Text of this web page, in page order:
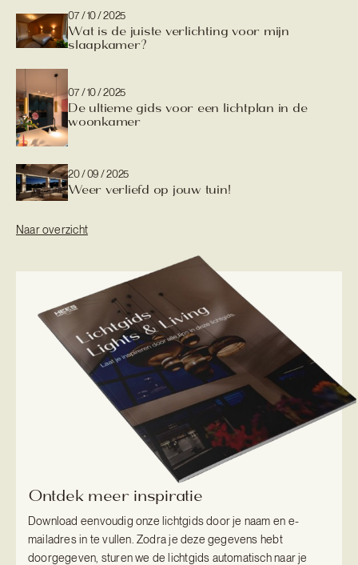
07 / 10 / 2025
Wat is de juiste verlichting voor mijn
slaapkamer?
07 / 10 / 2025
De ultieme gids voor een lichtplan in de
woonkamer
20 / 09 / 2025
Weer verliefd op jouw tuin!
Naar overzicht
Ontdek meer inspiratie
Download eenvoudig onze lichtgids door je naam en e-
mailadres in te vullen. Zodra je deze gegevens hebt
doorgegeven, sturen we de lichtgids automatisch naar je